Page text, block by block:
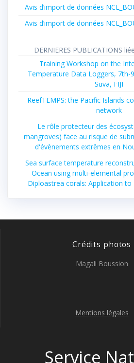
Avis d’import de données
Avis d’import de données
DERNIERES PUBLICATIONS
Training Workshop on the
Temperature Data Loggers, 7th-
Suva, FIJI
ReefTEMPS: the Pacific Islands
network
Le rôle protecteur des
mangroves) face au risque de
d'évènements extrêmes en
Sea surface temperature
Ocean using multi-elemental
Diploastrea corals: Application to
Crédits photos
Magali Boussion
Mentions légales
Service